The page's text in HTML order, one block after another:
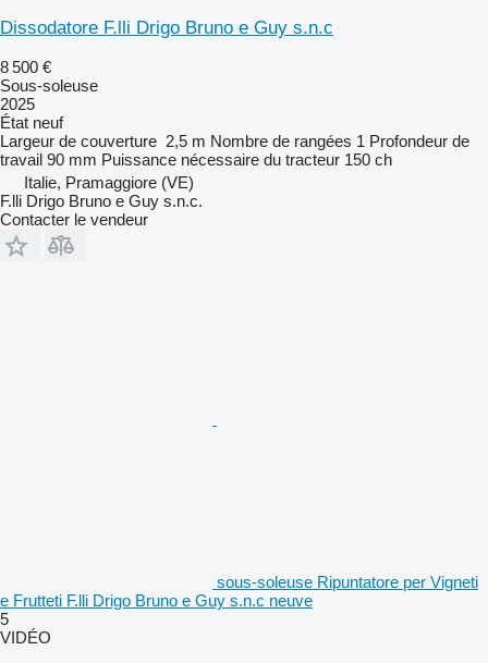
Dissodatore F.lli Drigo Bruno e Guy s.n.c
8 500 €
Sous-soleuse
2025
État neuf
Largeur de couverture 2,5 m Nombre de rangées 1 Profondeur de
travail 90 mm Puissance nécessaire du tracteur 150 ch
Italie, Pramaggiore (VE)
F.lli Drigo Bruno e Guy s.n.c.
Contacter le vendeur
sous-soleuse Ripuntatore per Vigneti
e Frutteti F.lli Drigo Bruno e Guy s.n.c neuve
5
VIDÉO